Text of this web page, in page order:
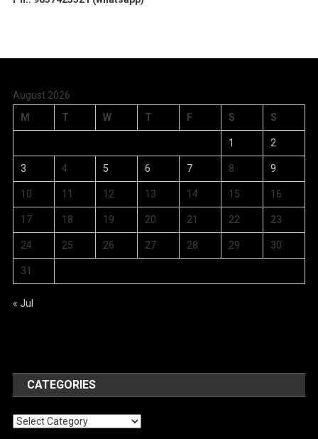
August 2026
M
T W T F S S
1 2
3 4 5 6 7 8 9
10 11 12 13 14 15 16
17 18 19 20 21 22 23
24 25 26 27 28 29 30
31
« Jul
CATEGORIES
Categories